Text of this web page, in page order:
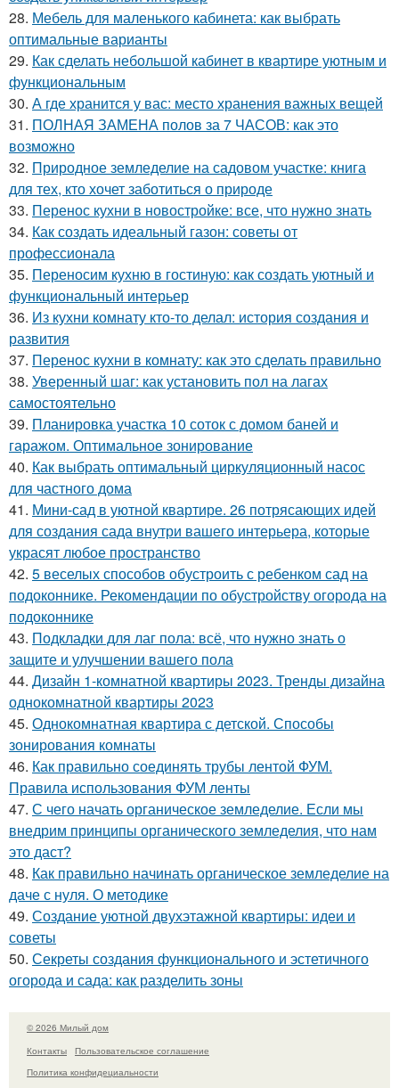
28. Мебель для маленького кабинета: как выбрать
оптимальные варианты
29. Как сделать небольшой кабинет в квартире уютным и
функциональным
30. А где хранится у вас: место хранения важных вещей
31. ПОЛНАЯ ЗАМЕНА полов за 7 ЧАСОВ: как это
возможно
32. Природное земледелие на садовом участке: книга
для тех, кто хочет заботиться о природе
33. Перенос кухни в новостройке: все, что нужно знать
34. Как создать идеальный газон: советы от
профессионала
35. Переносим кухню в гостиную: как создать уютный и
функциональный интерьер
36. Из кухни комнату кто-то делал: история создания и
развития
37. Перенос кухни в комнату: как это сделать правильно
38. Уверенный шаг: как установить пол на лагах
самостоятельно
39. Планировка участка 10 соток с домом баней и
гаражом. Оптимальное зонирование
40. Как выбрать оптимальный циркуляционный насос
для частного дома
41. Мини-сад в уютной квартире. 26 потрясающих идей
для создания сада внутри вашего интерьера, которые
украсят любое пространство
42. 5 веселых способов обустроить с ребенком сад на
подоконнике. Рекомендации по обустройству огорода на
подоконнике
43. Подкладки для лаг пола: всё, что нужно знать о
защите и улучшении вашего пола
44. Дизайн 1-комнатной квартиры 2023. Тренды дизайна
однокомнатной квартиры 2023
45. Однокомнатная квартира с детской. Способы
зонирования комнаты
46. Как правильно соединять трубы лентой ФУМ.
Правила использования ФУМ ленты
47. С чего начать органическое земледелие. Если мы
внедрим принципы органического земледелия, что нам
это даст?
48. Как правильно начинать органическое земледелие на
даче с нуля. О методике
49. Создание уютной двухэтажной квартиры: идеи и
советы
50. Секреты создания функционального и эстетичного
огорода и сада: как разделить зоны
© 2026 Милый дом
Контакты
Пользовательское соглашение
Политика конфидециальности